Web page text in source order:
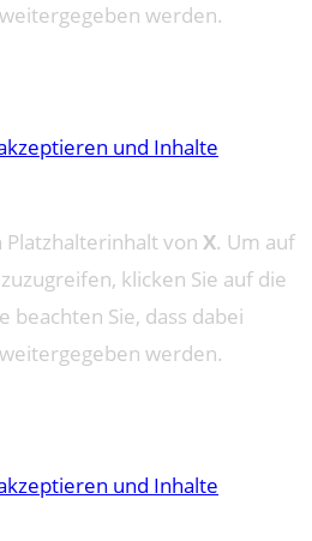
werden.
und Inhalte
Platzhalterinhalt von X. Um auf
klicken Sie auf die
beachten Sie, dass dabei
werden.
und Inhalte